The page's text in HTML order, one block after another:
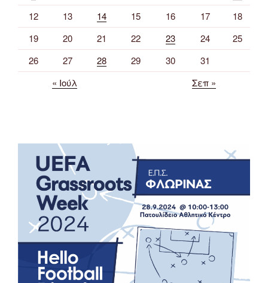
12
13 14 15 16 17
18
19
20 21 22 23 24
25
26
27 28 29 30
31
« Ιούλ
Σεπ »